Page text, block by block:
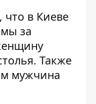
в Киеве
за
Также
мужчина